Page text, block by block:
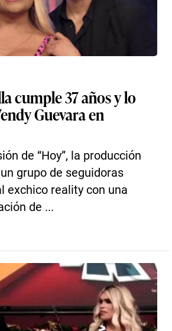
cumple 37 años y lo
Guevara en
de “Hoy”, la producción
grupo de seguidoras
exchico reality con una
de ...